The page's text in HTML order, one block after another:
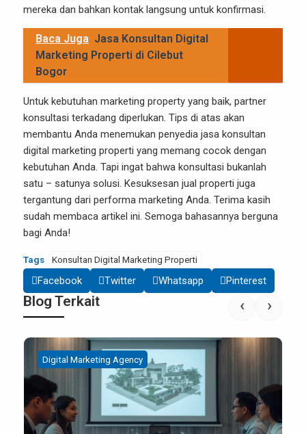
mereka dan bahkan kontak langsung untuk konfirmasi.
Baca Juga Jasa Konsultan Digital
Marketing Properti di Cilebut
Bogor
Untuk kebutuhan marketing property yang baik, partner
konsultasi terkadang diperlukan. Tips di atas akan
membantu Anda menemukan penyedia jasa konsultan
digital marketing properti yang memang cocok dengan
kebutuhan Anda. Tapi ingat bahwa konsultasi bukanlah
satu – satunya solusi. Kesuksesan jual properti juga
tergantung dari performa marketing Anda. Terima kasih
sudah membaca artikel ini. Semoga bahasannya berguna
bagi Anda!
Tags Konsultan Digital Marketing Properti
Facebook Twitter Whatsapp Pinterest
Blog Terkait
Digital Marketing Agency
‹ ›